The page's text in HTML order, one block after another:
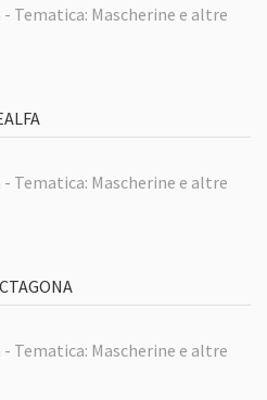
- Tematica: Mascherine e altre
- Tematica: Mascherine e altre
- Tematica: Mascherine e altre